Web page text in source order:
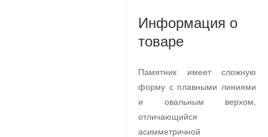
Информация о
товаре
Памятник имеет сложную
форму с плавными линиями
и овальным верхом,
отличающийся
асимметричной